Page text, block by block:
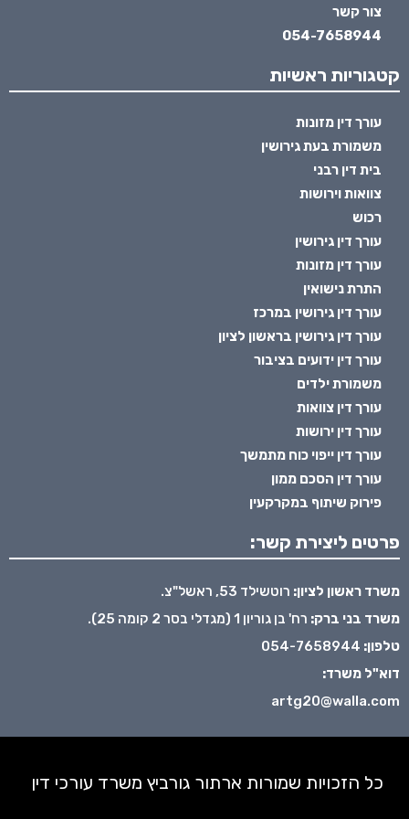
צור קשר
054-7658944
קטגוריות ראשיות
עורך דין מזונות
משמורת בעת גירושין
בית דין רבני
צוואות וירושות
רכוש
עורך דין גירושין
עורך דין מזונות
התרת נישואין
עורך דין גירושין במרכז
עורך דין גירושין בראשון לציון
עורך דין ידועים בציבור
משמורת ילדים
עורך דין צוואות
עורך דין ירושות
עורך דין ייפוי כוח מתמשך
עורך דין הסכם ממון
פירוק שיתוף במקרקעין
פרטים ליצירת קשר:
משרד ראשון לציון: רוטשילד 53, ראשל"צ.
משרד בני ברק: רח' בן גוריון 1 (מגדלי בסר 2 קומה 25).
טלפון: 054-7658944
דוא"ל משרד:
artg20@walla.com
כל הזכויות שמורות ארתור גורביץ משרד עורכי דין